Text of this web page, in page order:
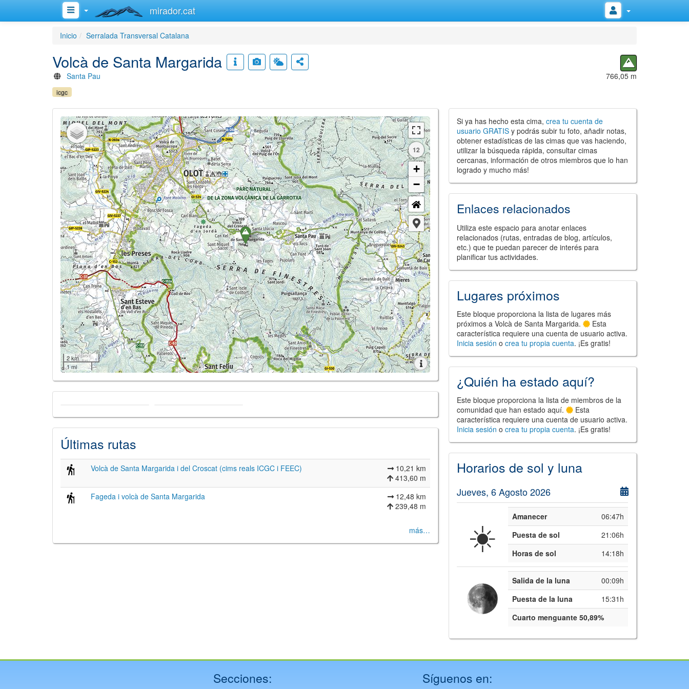
mirador.cat
Inicio Serralada Transversal Catalana
Volcà de Santa Margarida
Santa Pau 766,05 m
icgc
12
+
−
2 km
1 mi
Últimas rutas
Volcà de Santa Margarida i del Croscat (cims reals ICGC i FEEC)
10,21 km
413,60 m
Fageda i volcà de Santa Margarida
12,48 km
239,48 m
más…
Si ya has hecho esta cima,crea tu cuenta de
usuario GRATIS y podrás subir tu foto, añadir notas,
obtener estadísticas de las cimas que vas haciendo,
utilizar la búsqueda rápida, consultar cimas
cercanas, información de otros miembros que lo han
logrado y mucho más!
Enlaces relacionados
Utiliza este espacio para anotar enlaces
relacionados (rutas, entradas de blog, artículos,
etc.) que te puedan parecer de interés para
planificar tus actividades.
Lugares próximos
Este bloque proporciona la lista de lugares más
próximos a Volcà de Santa Margarida.
Esta
característica requiere una cuenta de usuario activa.
Inicia sesión ocrea tu propia cuenta. ¡Es gratis!
¿Quién ha estado aquí?
Este bloque proporciona la lista de miembros de la
comunidad que han estado aquí.
Esta
característica requiere una cuenta de usuario activa.
Inicia sesión ocrea tu propia cuenta. ¡Es gratis!
Horarios de sol y luna
Jueves, 6 Agosto 2026
☀️ Amanecer
06:47h
Puesta de sol
21:06h
Horas de sol
14:18h
Salida de la luna
00:09h
Puesta de la luna
15:31h
Cuarto menguante 50,89%
Secciones: Síguenos en: